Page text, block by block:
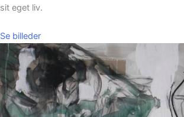
sit eget liv.
Se billeder